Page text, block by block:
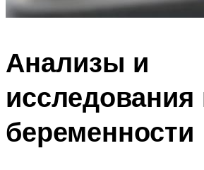
Анализы и
исследования
беременности